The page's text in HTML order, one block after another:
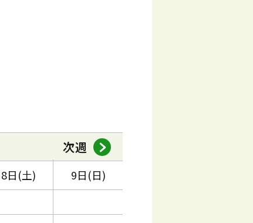
次週
8日(土) 9日(日)